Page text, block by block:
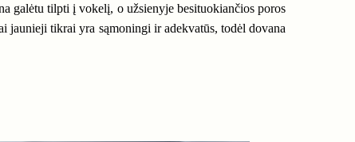
galėtu tilpti į vokelį, o užsienyje besituokiančios poros
jaunieji tikrai yra sąmoningi ir adekvatūs, todėl dovana